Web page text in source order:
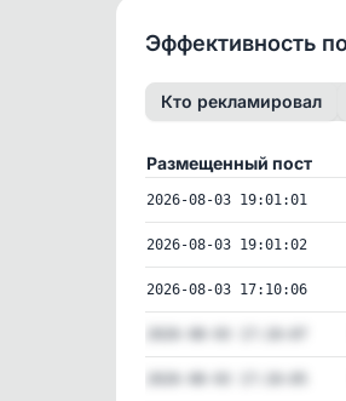
Эффективность
Кто рекламировал
Размещенный пост
2026-08-03 19:01:01
2026-08-03 19:01:02
2026-08-03 17:10:06